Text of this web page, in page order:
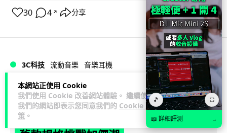
本網站正使用 Cookie
我們使用 Cookie 改善網站體驗。 繼續使用
我們的網站即表示您同意我們的 Cookie 政
策 。
30 4 ↗ 分享
3C科技 流動音樂 音樂耳機
藍骨 20 小時
Sony 傳推平價復刻版耳筒 沿用六年
🎵 ⛶
📖 詳細評測 →